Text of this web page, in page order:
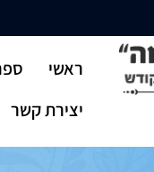
ראשי
יצירת קשר